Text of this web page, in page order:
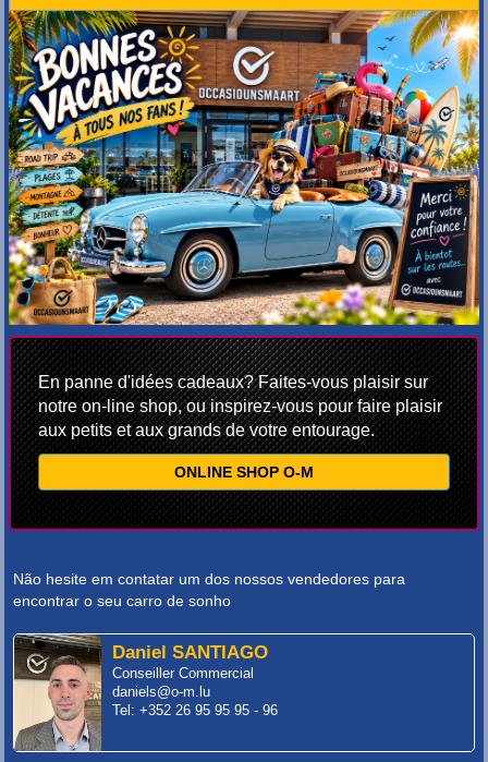
En panne d'idées cadeaux? Faites-vous plaisir sur
notre on-line shop, ou inspirez-vous pour faire plaisir
aux petits et aux grands de votre entourage.
ONLINE SHOP O-M
Não hesite em contatar um dos nossos vendedores para
encontrar o seu carro de sonho
Daniel SANTIAGO
Conseiller Commercial
daniels@o-m.lu
Tel: +352 26 95 95 95 - 96